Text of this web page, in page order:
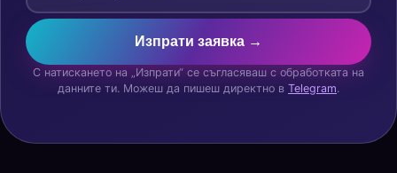
Изпрати заявка →
С натискането на „Изпрати“ се съгласяваш с обработката на
данните ти. Можеш да пишеш директно в Telegram.